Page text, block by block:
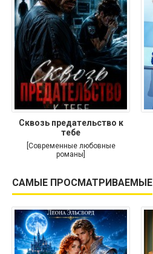
Сквозь предательство к
тебе
[Современные любовные
романы]
САМЫЕ ПРОСМАТРИВАЕМЫЕ